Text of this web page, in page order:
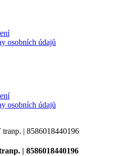
osobních údajů
osobních údajů
| 8586018440196